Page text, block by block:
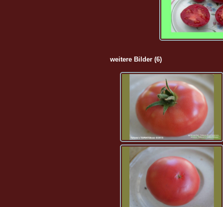
weitere Bilder (6)